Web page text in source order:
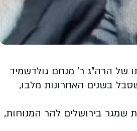
של הרה"ג ר' מנחם גולדשמיד
בשנים האחרונות מלבו,
11:00 בבוקר, מבית הלוויות שמגר בירושלים להר המנוחות,